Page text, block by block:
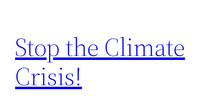
springen
Stop the Climate
Crisis!